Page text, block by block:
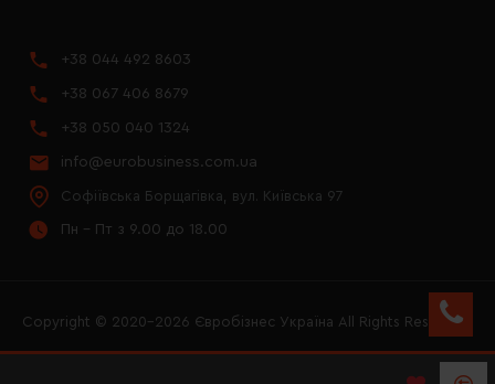
+38 044 492 8603
+38 067 406 8679
+38 050 040 1324
info@eurobusiness.com.ua
Софіївська Борщагівка, вул. Київська 97
Пн - Пт з 9.00 до 18.00
Copyright © 2020–2026 Євробізнес Україна All Rights Reserved